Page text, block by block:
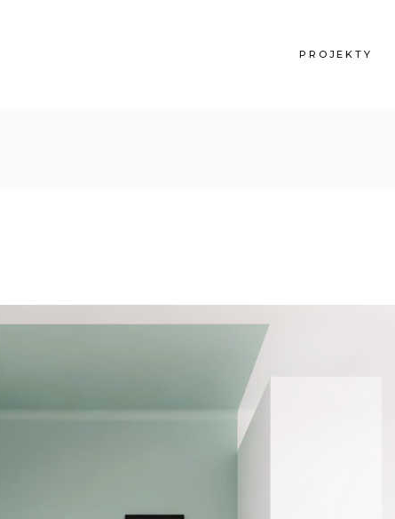
PROJEKTY